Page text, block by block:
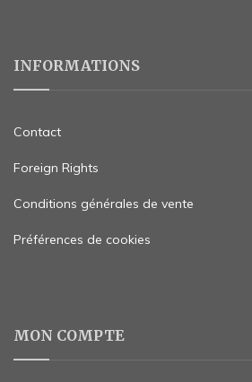
INFORMATIONS
Contact
Foreign Rights
Conditions générales de vente
Préférences de cookies
MON COMPTE